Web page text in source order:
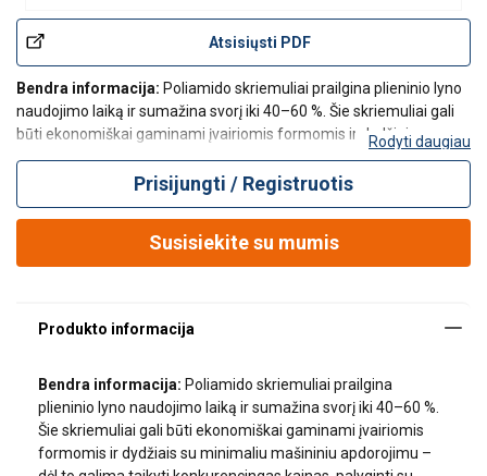
Atsisiųsti PDF
Bendra informacija: Poliamido skriemuliai prailgina plieninio lyno
naudojimo laiką ir sumažina svorį iki 40–60 %. Šie skriemuliai gali
būti ekonomiškai gaminami įvairiomis formomis ir dydžiais su
minimaliu mašininiu apdorojimu – dėl to galima taikyti
konkurencingas k
Rodyti daugiau
Prisijungti / Registruotis
Susisiekite su mumis
Bendra informacija: Poliamido skriemuliai prailgina
plieninio lyno naudojimo laiką ir sumažina svorį iki 40–60 %.
Šie skriemuliai gali būti ekonomiškai gaminami įvairiomis
formomis ir dydžiais su minimaliu mašininiu apdorojimu –